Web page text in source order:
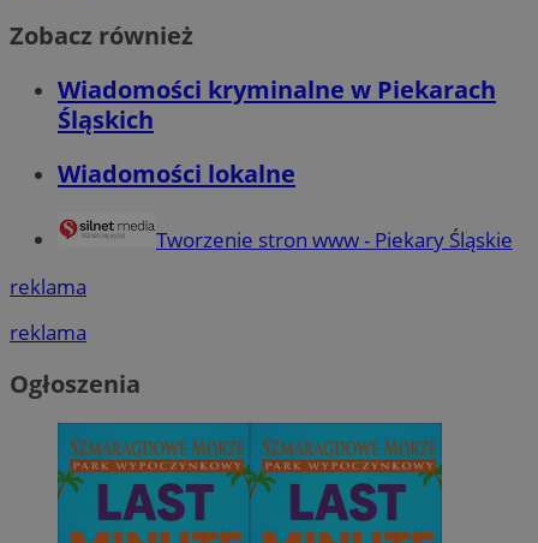
Zobacz również
Wiadomości kryminalne w Piekarach
Śląskich
Wiadomości lokalne
Tworzenie stron www - Piekary Śląskie
reklama
reklama
Ogłoszenia